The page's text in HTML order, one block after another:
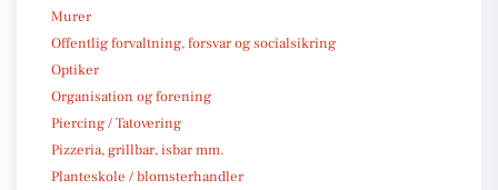
Murer
Offentlig forvaltning, forsvar og socialsikring
Optiker
Organisation og forening
Piercing / Tatovering
Pizzeria, grillbar, isbar mm.
Planteskole / blomsterhandler